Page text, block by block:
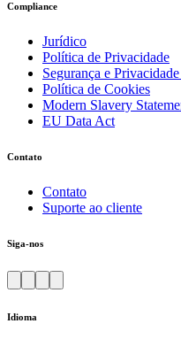
Compliance
Jurídico
Política de Privacidade
Segurança e
Política de Cookies
Modern Slavery
EU Data Act
Contato
Contato
Suporte ao cliente
Siga-nos
Idioma